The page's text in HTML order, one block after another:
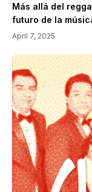
Más allá del
futuro de la
April 7, 2025